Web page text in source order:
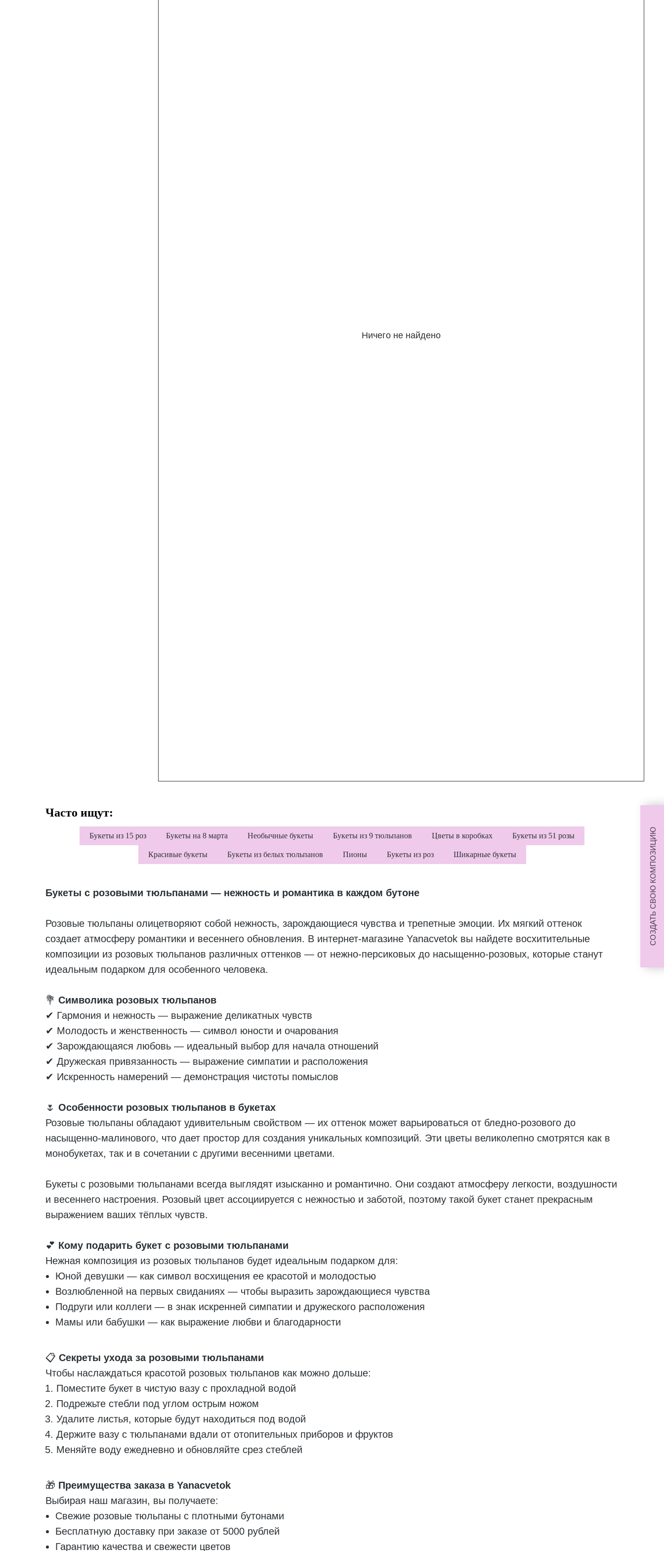
Ничего не найдено
Часто ищут:
Букеты из 15 роз Букеты на 8 марта Необычные букеты Букеты из 9 тюльпанов Цветы в коробках Букеты из 51 розы
Красивые букеты Букеты из белых тюльпанов Пионы Букеты из роз Шикарные букеты
Букеты с розовыми тюльпанами — нежность и романтика в каждом бутоне
Розовые тюльпаны олицетворяют собой нежность, зарождающиеся чувства и трепетные эмоции. Их мягкий оттенок
создает атмосферу романтики и весеннего обновления. В интернет-магазине Yanacvetok вы найдете восхитительные
композиции из розовых тюльпанов различных оттенков — от нежно-персиковых до насыщенно-розовых, которые станут
идеальным подарком для особенного человека.
💐 Символика розовых тюльпанов
✔ Гармония и нежность — выражение деликатных чувств
✔ Молодость и женственность — символ юности и очарования
✔ Зарождающаяся любовь — идеальный выбор для начала отношений
✔ Дружеская привязанность — выражение симпатии и расположения
✔ Искренность намерений — демонстрация чистоты помыслов
🌷 Особенности розовых тюльпанов в букетах
Розовые тюльпаны обладают удивительным свойством — их оттенок может варьироваться от бледно-розового до
насыщенно-малинового, что дает простор для создания уникальных композиций. Эти цветы великолепно смотрятся как в
монобукетах, так и в сочетании с другими весенними цветами.
Букеты с розовыми тюльпанами всегда выглядят изысканно и романтично. Они создают атмосферу легкости, воздушности
и весеннего настроения. Розовый цвет ассоциируется с нежностью и заботой, поэтому такой букет станет прекрасным
выражением ваших тёплых чувств.
💕 Кому подарить букет с розовыми тюльпанами
Нежная композиция из розовых тюльпанов будет идеальным подарком для:
Юной девушки — как символ восхищения ее красотой и молодостью
Возлюбленной на первых свиданиях — чтобы выразить зарождающиеся чувства
Подруги или коллеги — в знак искренней симпатии и дружеского расположения
Мамы или бабушки — как выражение любви и благодарности
📋 Секреты ухода за розовыми тюльпанами
Чтобы наслаждаться красотой розовых тюльпанов как можно дольше:
Поместите букет в чистую вазу с прохладной водой
Подрежьте стебли под углом острым ножом
Удалите листья, которые будут находиться под водой
Держите вазу с тюльпанами вдали от отопительных приборов и фруктов
Меняйте воду ежедневно и обновляйте срез стеблей
🎁 Преимущества заказа в Yanacvetok
Выбирая наш магазин, вы получаете:
Свежие розовые тюльпаны с плотными бутонами
Бесплатную доставку при заказе от 5000 рублей
Гарантию качества и свежести цветов
СОЗДАТЬ СВОЮ КОМПОЗИЦИЮ